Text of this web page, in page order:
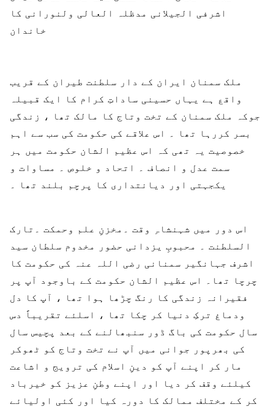
اشرفی الجیلانی مدظلہ العالی ولنورانی کا
خاندان
ملک سمنان ایران کے دار سلطنت طیران کے قریب
واقع ہے یہاں حسینی ساداتِ کرام کا ایک قبیلہ
جوکہ ملک سمنان کے تخت وتاج کا مالک تھا ، زندگی
بسر کررہا تھا ۔ اس علاقے کی حکومت کی سب سے اہم
خصوصیت یہ تھی کہ اس عظیم الشان حکومت میں ہر
سمت عدل و انصاف ۔ اتحاد و خلوص ۔ مساوات و
یکجہتی اور دیانتداری کا پرچم بلند تھا ۔
اس دور میں شہنشاہِ وقت ۔مخزنِ علم وحمکت ۔تارک
السلطنت ۔ محبوبِ یزدانی حضور مخدوم سلطان سید
اشرف جہانگیر سمنانی رضی اللہ عنہ کی حکومت کا
چرچا تھا۔ اس عظیم الشان حکومت کے باوجود آپ پر
فقیرانہ زندگی کا رنگ چڑھا ہوا تھا ، آپ کا دل
ودماغ ترکِ دنیا کر چکا تھا ، اسلئے تقریباً دس
سال حکومت کی باگ ڈور سنبھالنے کے بعد پچیس سال
کی بھرپور جوانی میں آپ نے تخت وتاج کو ٹھوکر
مار کر اپنے آپ کو دینِ اسلام کی ترویج و اشاعت
کیلئے وقف کر دیا اور اپنے وطنِ عزیز کو خیرباد
کر کے مختلف ممالک کا دورہ کیا اور کئی اولیائے